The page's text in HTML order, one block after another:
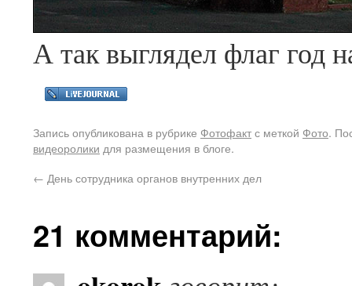
А так выглядел флаг год
Запись опубликована в рубрике Фотофактс меткой Фото.
видеоролики для размещения в блоге.
← День сотрудника органов внутренних дел
21 комментарий: